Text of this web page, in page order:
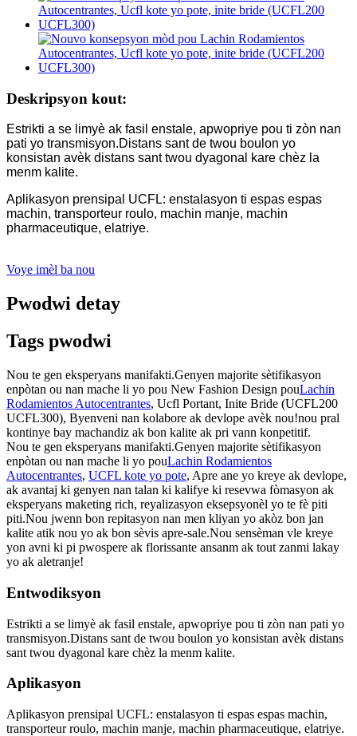
Deskripsyon kout:
Estrikti a se limyè ak fasil enstale, apwopriye pou ti zòn nan
pati yo transmisyon.Distans sant de twou boulon yo
konsistan avèk distans sant twou dyagonal kare chèz la
menm kalite.
Aplikasyon prensipal UCFL: enstalasyon ti espas espas
machin, transporteur roulo, machin manje, machin
pharmaceutique, elatriye.
Voye imèl ba nou
Pwodwi detay
Tags pwodwi
Nou te gen eksperyans manifakti.Genyen majorite sètifikasyon
enpòtan ou nan mache li yo pou New Fashion Design pouLachin
Rodamientos Autocentrantes, Ucfl Portant, Inite Bride (UCFL200
UCFL300), Byenveni nan kolabore ak devlope avèk nou!nou pral
kontinye bay machandiz ak bon kalite ak pri vann konpetitif.
Nou te gen eksperyans manifakti.Genyen majorite sètifikasyon
enpòtan ou nan mache li yo pouLachin Rodamientos
Autocentrantes, UCFL kote yo pote, Apre ane yo kreye ak devlope,
ak avantaj ki genyen nan talan ki kalifye ki resevwa fòmasyon ak
eksperyans maketing rich, reyalizasyon eksepsyonèl yo te fè piti
piti.Nou jwenn bon repitasyon nan men kliyan yo akòz bon jan
kalite atik nou yo ak bon sèvis apre-sale.Nou sensèman vle kreye
yon avni ki pi pwospere ak florissante ansanm ak tout zanmi lakay
yo ak aletranje!
Entwodiksyon
Estrikti a se limyè ak fasil enstale, apwopriye pou ti zòn nan pati yo
transmisyon.Distans sant de twou boulon yo konsistan avèk distans
sant twou dyagonal kare chèz la menm kalite.
Aplikasyon
Aplikasyon prensipal UCFL: enstalasyon ti espas espas machin,
transporteur roulo, machin manje, machin pharmaceutique, elatriye.